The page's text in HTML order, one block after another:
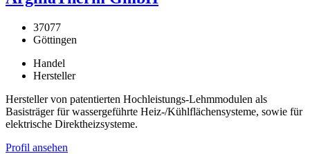
37077
Göttingen
Handel
Hersteller
Hersteller von patentierten Hochleistungs-Lehmmodulen als
Basisträger für wassergeführte Heiz-/Kühlflächensysteme, sowie für
elektrische Direktheizsysteme.
Profil ansehen